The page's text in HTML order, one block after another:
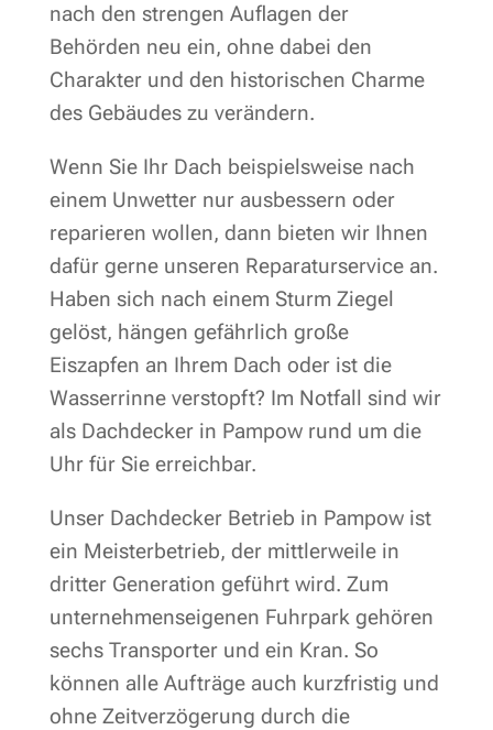
nach den strengen Auflagen der
Behörden neu ein, ohne dabei den
Charakter und den historischen Charme
des Gebäudes zu verändern.
Wenn Sie Ihr Dach beispielsweise nach
einem Unwetter nur ausbessern oder
reparieren wollen, dann bieten wir Ihnen
dafür gerne unseren Reparaturservice an.
Haben sich nach einem Sturm Ziegel
gelöst, hängen gefährlich große
Eiszapfen an Ihrem Dach oder ist die
Wasserrinne verstopft? Im Notfall sind wir
als Dachdecker in Pampow rund um die
Uhr für Sie erreichbar.
Unser Dachdecker Betrieb in Pampow ist
ein Meisterbetrieb, der mittlerweile in
dritter Generation geführt wird. Zum
unternehmenseigenen Fuhrpark gehören
sechs Transporter und ein Kran. So
können alle Aufträge auch kurzfristig und
ohne Zeitverzögerung durch die